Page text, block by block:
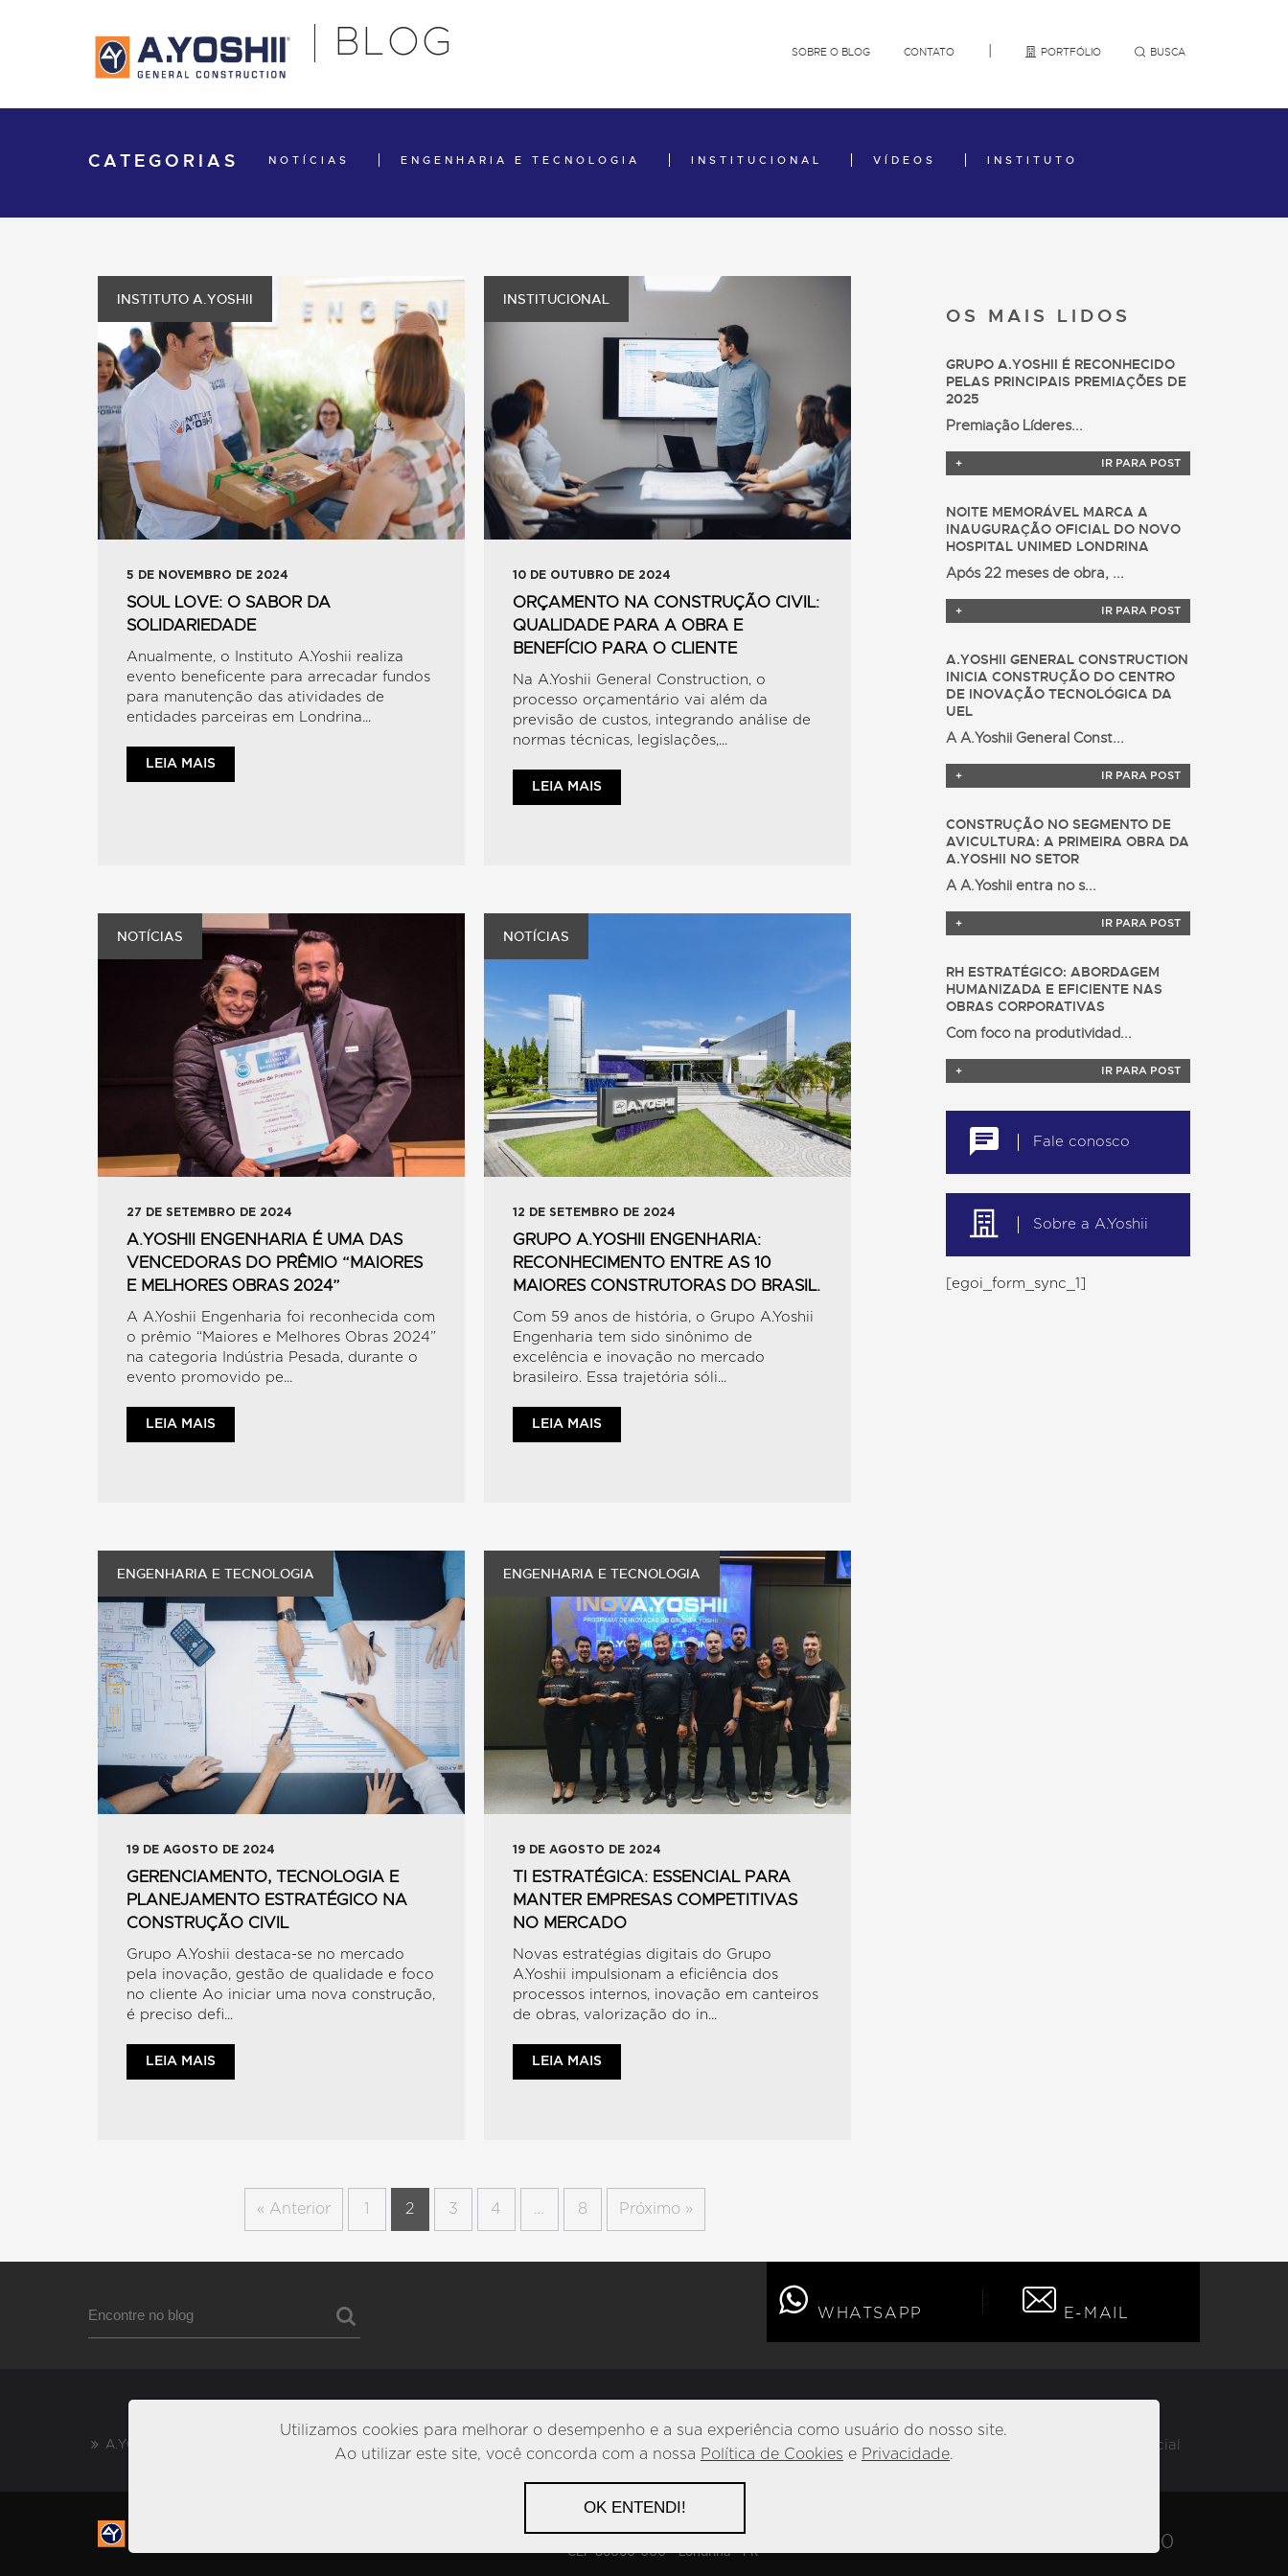
Utilizamos cookies para melhorar o desempenho e a sua experiência como usuário do nosso site.
Ao utilizar este site, você concorda com a nossa Política de Cookies e Privacidade.
OK ENTENDI!
BLOG SOBRE O BLOG CONTATO PORTFÓLIO BUSCA
CATEGORIAS NOTÍCIAS ENGENHARIA E TECNOLOGIA INSTITUCIONAL VÍDEOS INSTITUTO
INSTITUTO A.YOSHII
5 DE NOVEMBRO DE 2024
SOUL LOVE: O SABOR DA
SOLIDARIEDADE
Anualmente, o Instituto A.Yoshii realiza
evento beneficente para arrecadar fundos
para manutenção das atividades de
entidades parceiras em Londrina...
LEIA MAIS
INSTITUCIONAL
10 DE OUTUBRO DE 2024
ORÇAMENTO NA CONSTRUÇÃO CIVIL:
QUALIDADE PARA A OBRA E
BENEFÍCIO PARA O CLIENTE
Na A.Yoshii General Construction, o
processo orçamentário vai além da
previsão de custos, integrando análise de
normas técnicas, legislações,...
LEIA MAIS
NOTÍCIAS
27 DE SETEMBRO DE 2024
A.YOSHII ENGENHARIA É UMA DAS
VENCEDORAS DO PRÊMIO “MAIORES
E MELHORES OBRAS 2024”
A A.Yoshii Engenharia foi reconhecida com
o prêmio “Maiores e Melhores Obras 2024”
na categoria Indústria Pesada, durante o
evento promovido pe...
LEIA MAIS
NOTÍCIAS
12 DE SETEMBRO DE 2024
GRUPO A.YOSHII ENGENHARIA:
RECONHECIMENTO ENTRE AS 10
MAIORES CONSTRUTORAS DO BRASIL.
Com 59 anos de história, o Grupo A.Yoshii
Engenharia tem sido sinônimo de
excelência e inovação no mercado
brasileiro. Essa trajetória sóli...
LEIA MAIS
ENGENHARIA E TECNOLOGIA
19 DE AGOSTO DE 2024
GERENCIAMENTO, TECNOLOGIA E
PLANEJAMENTO ESTRATÉGICO NA
CONSTRUÇÃO CIVIL
Grupo A.Yoshii destaca-se no mercado
pela inovação, gestão de qualidade e foco
no cliente Ao iniciar uma nova construção,
é preciso defi...
LEIA MAIS
ENGENHARIA E TECNOLOGIA
19 DE AGOSTO DE 2024
TI ESTRATÉGICA: ESSENCIAL PARA
MANTER EMPRESAS COMPETITIVAS
NO MERCADO
Novas estratégias digitais do Grupo
A.Yoshii impulsionam a eficiência dos
processos internos, inovação em canteiros
de obras, valorização do in...
LEIA MAIS
« Anterior 1 2 3 4 … 8 Próximo »
OS MAIS LIDOS
GRUPO A.YOSHII É RECONHECIDO
PELAS PRINCIPAIS PREMIAÇÕES DE
2025
Premiação Líderes...
+ IR PARA POST
NOITE MEMORÁVEL MARCA A
INAUGURAÇÃO OFICIAL DO NOVO
HOSPITAL UNIMED LONDRINA
Após 22 meses de obra, ...
+ IR PARA POST
A.YOSHII GENERAL CONSTRUCTION
INICIA CONSTRUÇÃO DO CENTRO
DE INOVAÇÃO TECNOLÓGICA DA
UEL
A A.Yoshii General Const...
+ IR PARA POST
CONSTRUÇÃO NO SEGMENTO DE
AVICULTURA: A PRIMEIRA OBRA DA
A.YOSHII NO SETOR
A A.Yoshii entra no s...
+ IR PARA POST
RH ESTRATÉGICO: ABORDAGEM
HUMANIZADA E EFICIENTE NAS
OBRAS CORPORATIVAS
Com foco na produtividad...
+ IR PARA POST
Fale conosco
Sobre a A.Yoshii
[egoi_form_sync_1]
WHATSAPP E-MAIL
A.YOSHII News » Canal Confidencial
Política de Privacidade
Av. Maringá, 1050 - Jardim Araxá
CEP 86060-000 - Londrina - PR
3371 1000